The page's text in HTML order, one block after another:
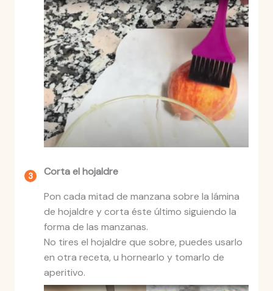
Corta el hojaldre
Pon cada mitad de manzana sobre la lámina
de hojaldre y corta éste último siguiendo la
forma de las manzanas.
No tires el hojaldre que sobre, puedes usarlo
en otra receta, u hornearlo y tomarlo de
aperitivo.